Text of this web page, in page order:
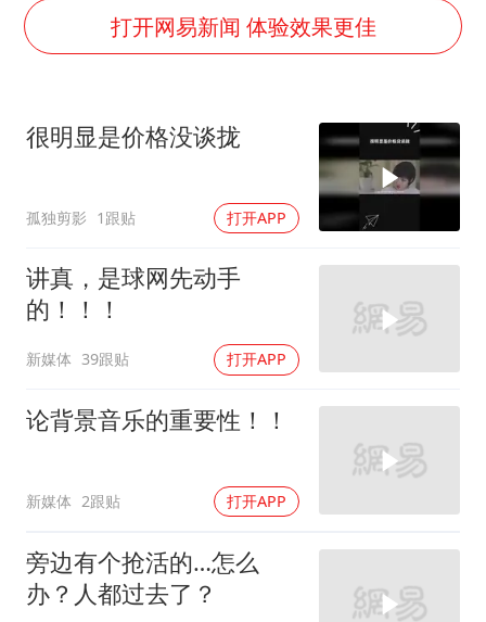
27岁女子成组织卖淫集团主犯被通缉
台风白海豚影响中国已成定局
贵州轮胎子公司获美国退税8136万
法国下周开始禁止未经同意的电话营销
吉林一“温度计大楼”读数爆表
多地要求领导干部带头休假
奋进开新局 实干挑大梁
打开网易新闻 体验效果更佳
很明显是价格没谈拢
孤独剪影 1跟贴 打开APP
讲真，是球网先动手
的！！！
新媒体 39跟贴 打开APP
论背景音乐的重要性！！
新媒体 2跟贴 打开APP
旁边有个抢活的…怎么
办？人都过去了？